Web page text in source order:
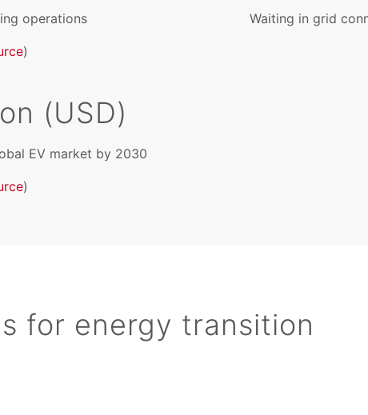
operations
)
Waiting in grid
(USD)
EV market by 2030
)
for energy transition